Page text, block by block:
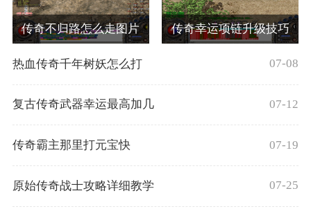
传奇不归路怎么走图片 传奇幸运项链升级技巧
热血传奇千年树妖怎么打 07-08
复古传奇武器幸运最高加几 07-12
传奇霸主那里打元宝快 07-19
原始传奇战士攻略详细教学 07-25